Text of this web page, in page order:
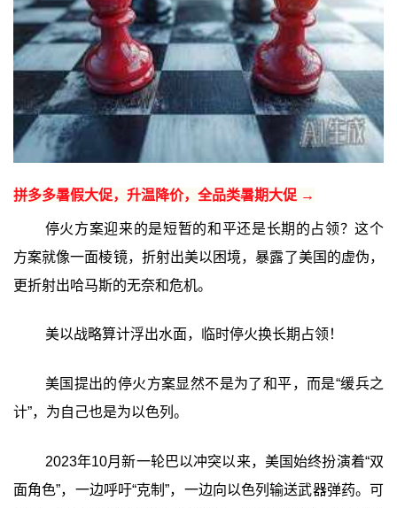
拼多多暑假大促，升温降价，全品类暑期大促 →
停火方案迎来的是短暂的和平还是长期的占领？这个
方案就像一面棱镜，折射出美以困境，暴露了美国的虚伪，
更折射出哈马斯的无奈和危机。
美以战略算计浮出水面，临时停火换长期占领！
美国提出的停火方案显然不是为了和平，而是“缓兵之
计”，为自己也是为以色列。
2023年10月新一轮巴以冲突以来，美国始终扮演着“双
面角色”，一边呼吁“克制”，一边向以色列输送武器弹药。可